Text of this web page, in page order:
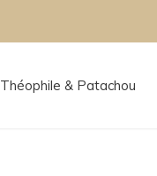
Théophile & Patachou